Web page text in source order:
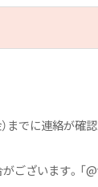
までに連絡が確
ございます。「